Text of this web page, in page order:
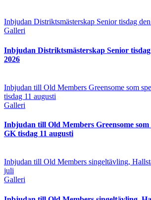
Inbjudan Distriktsmästerskap Senior tisdag
Galleri
Inbjudan Distriktsmästerskap Senior
2026
Inbjudan till Old Members Greensome som
tisdag 11 augusti
Galleri
Inbjudan till Old Members Greensome som
GK tisdag 11 augusti
Inbjudan till Old Members singeltävling,
juli
Galleri